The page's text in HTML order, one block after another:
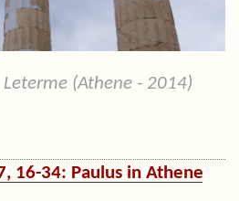
(Athene - 2014)
16-34: Paulus in Athene